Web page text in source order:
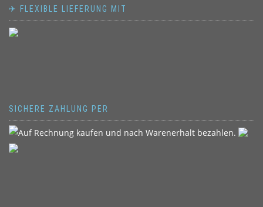
✈ FLEXIBLE LIEFERUNG MIT
SICHERE ZAHLUNG PER